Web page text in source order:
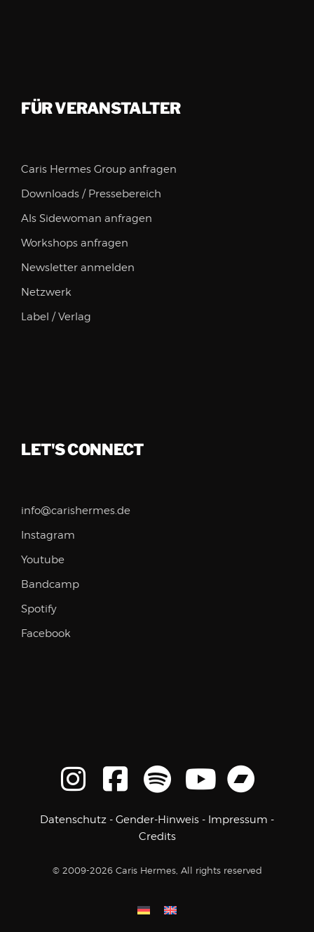
FÜR VERANSTALTER
Caris Hermes Group anfragen
Downloads / Pressebereich
Als Sidewoman anfragen
Workshops anfragen
Newsletter anmelden
Netzwerk
Label / Verlag
LET'S CONNECT
info@carishermes.de
Instagram
Youtube
Bandcamp
Spotify
Facebook
Datenschutz - Gender-Hinweis - Impressum -
Credits
© 2009-2026 Caris Hermes, All rights reserved